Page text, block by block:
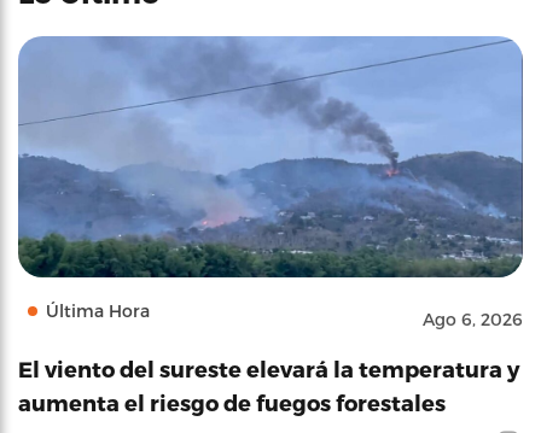
Última Hora Ago 6, 2026
El viento del sureste elevará la temperatura y
aumenta el riesgo de fuegos forestales